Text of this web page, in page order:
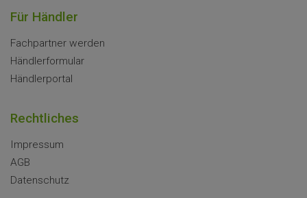
Für Händler
Fachpartner werden
Händlerformular
Händlerportal
Rechtliches
Impressum
AGB
Datenschutz